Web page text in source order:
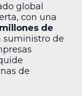
global
con una
de
suministro de
de